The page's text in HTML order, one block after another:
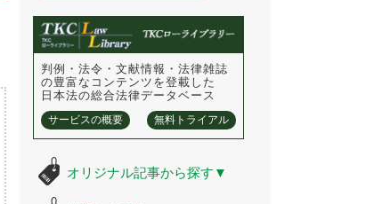
判例・法令・文献情報・法律雑誌
の豊富なコンテンツを登載した
日本法の総合法律データベース
サービスの概要 無料トライアル
オリジナル記事から探す ▼